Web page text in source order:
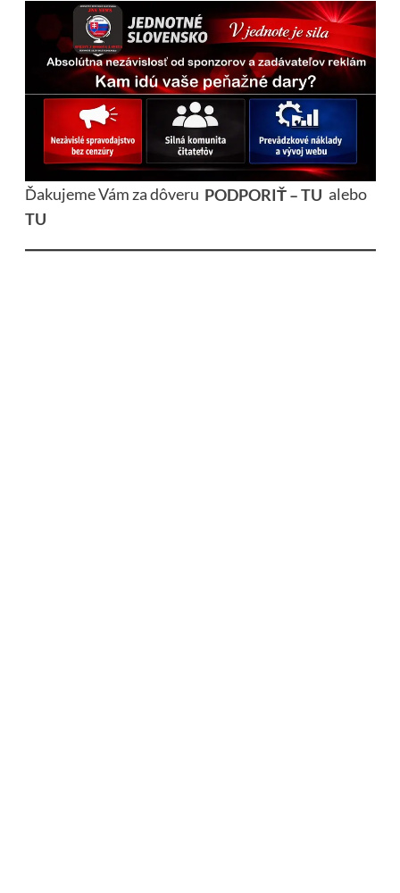
Ďakujeme Vám za dôveru PODPORIŤ – TU alebo
TU